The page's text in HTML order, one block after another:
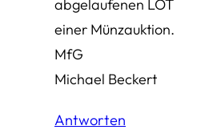
abgelaufenen LOT
einer Münzauktion.
MfG
Michael Beckert
Antworten